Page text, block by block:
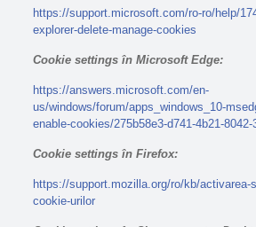
https://support.microsoft.com/ro-ro/help/
explorer-delete-manage-cookies
Cookie settings în Microsoft Edge:
https://answers.microsoft.com/en-
us/windows/forum/apps_windows_10-
enable-cookies/275b58e3-d741-4b21-8042-
Cookie settings în Firefox:
https://support.mozilla.org/ro/kb/activarea-
cookie-urilor